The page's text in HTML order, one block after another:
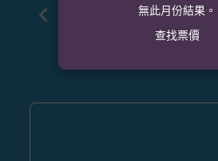
chevron_left
無此月份結果。
查找票價